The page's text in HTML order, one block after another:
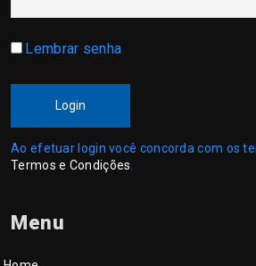
Lembrar senha
Login
Ao efetuar login você concorda com os
Termos e Condições
Menu